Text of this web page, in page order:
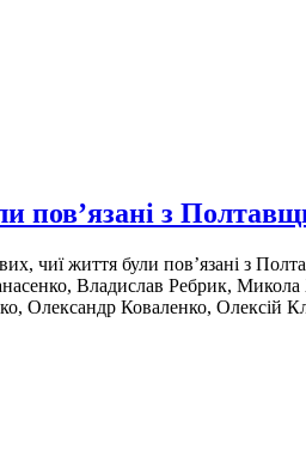
пов’язані з
чиї життя були пов’язані з
Владислав Ребрик,
Олександр Коваленко, Олексій